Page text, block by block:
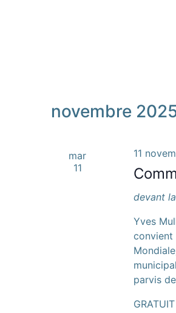
novembre
mar
11
11
devant
Yves
convient
parvis
GRATUIT